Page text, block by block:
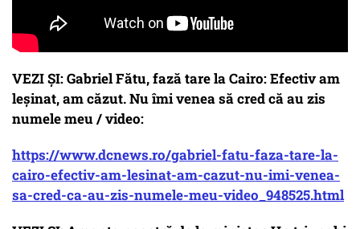
VEZI ȘI: Gabriel Fătu, fază tare la Cairo: Efectiv am
leșinat, am căzut. Nu îmi venea să cred că au zis
numele meu / video:
https://www.dcnews.ro/gabriel-fatu-faza-tare-la-
cairo-efectiv-am-lesinat-am-cazut-nu-imi-venea-
sa-cred-ca-au-zis-numele-meu-video_948525.html